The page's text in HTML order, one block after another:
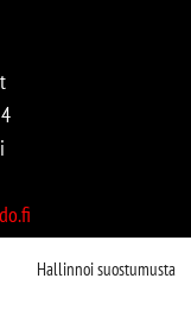
Hallinnoi suostumusta